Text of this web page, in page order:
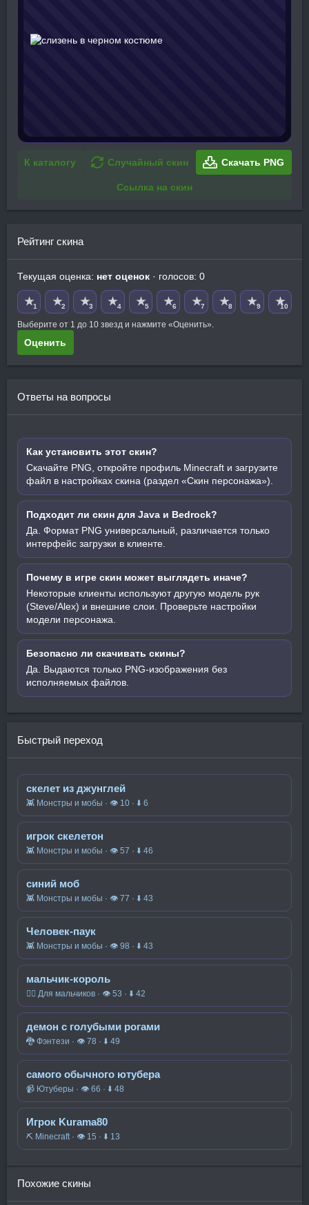
К каталогу Случайный скин Скачать PNG
Ссылка на скин
Рейтинг скина
Текущая оценка: нет оценок · голосов: 0
★1 ★2 ★3 ★4 ★5 ★6 ★7 ★8 ★9 ★10
Выберите от 1 до 10 звезд и нажмите «Оценить».
Оценить
Ответы на вопросы
Как установить этот скин?
Скачайте PNG, откройте профиль Minecraft и загрузите
файл в настройках скина (раздел «Скин персонажа»).
Подходит ли скин для Java и Bedrock?
Да. Формат PNG универсальный, различается только
интерфейс загрузки в клиенте.
Почему в игре скин может выглядеть иначе?
Некоторые клиенты используют другую модель рук
(Steve/Alex) и внешние слои. Проверьте настройки
модели персонажа.
Безопасно ли скачивать скины?
Да. Выдаются только PNG-изображения без
исполняемых файлов.
Быстрый переход
скелет из джунглей
👾 Монстры и мобы · 👁 10 · ⬇ 6
игрок скелетон
👾 Монстры и мобы · 👁 57 · ⬇ 46
синий моб
👾 Монстры и мобы · 👁 77 · ⬇ 43
Человек-паук
👾 Монстры и мобы · 👁 98 · ⬇ 43
мальчик-король
🧍‍♂️ Для мальчиков · 👁 53 · ⬇ 42
демон с голубыми рогами
🐉 Фэнтези · 👁 78 · ⬇ 49
самого обычного ютубера
📹 Ютуберы · 👁 66 · ⬇ 48
Игрок Kurama80
⛏️ Minecraft · 👁 15 · ⬇ 13
Похожие скины